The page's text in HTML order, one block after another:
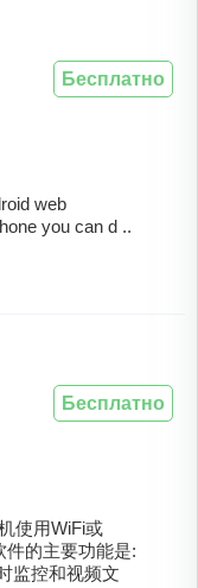
web
you can d ..
Бесплатно
使用WiFi或
件的主要功能是:
监控和视频文
Бесплатно